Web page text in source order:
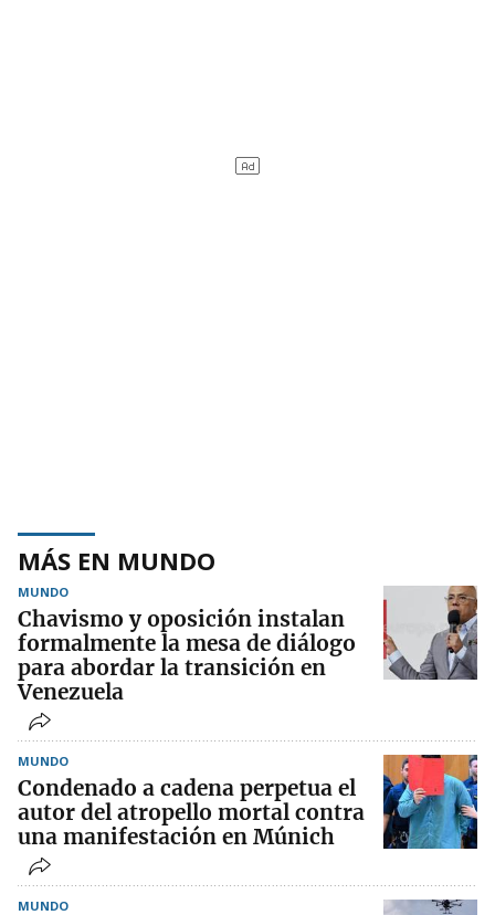
MÁS EN MUNDO
MUNDO
Chavismo y oposición instalan
formalmente la mesa de diálogo
para abordar la transición en
Venezuela
MUNDO
Condenado a cadena perpetua el
autor del atropello mortal contra
una manifestación en Múnich
MUNDO